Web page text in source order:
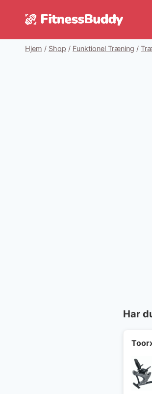
Hjem / Shop / Funktionel Træning /
Har